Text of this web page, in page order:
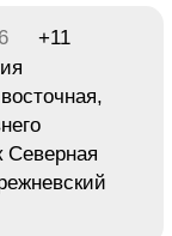
+11
Северная